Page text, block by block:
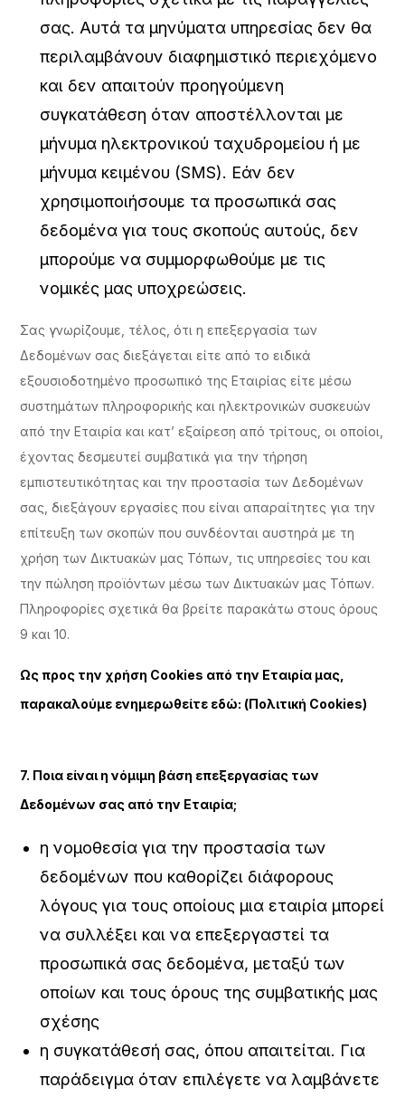
σας. Αυτά τα μηνύματα υπηρεσίας δεν θα
περιλαμβάνουν διαφημιστικό περιεχόμενο
και δεν απαιτούν προηγούμενη
συγκατάθεση όταν αποστέλλονται με
μήνυμα ηλεκτρονικού ταχυδρομείου ή με
μήνυμα κειμένου (SMS). Εάν δεν
χρησιμοποιήσουμε τα προσωπικά σας
δεδομένα για τους σκοπούς αυτούς, δεν
μπορούμε να συμμορφωθούμε με τις
νομικές μας υποχρεώσεις.
Σας γνωρίζουμε, τέλος, ότι η επεξεργασία των
Δεδομένων σας διεξάγεται είτε από το ειδικά
εξουσιοδοτημένο προσωπικό της Εταιρίας είτε μέσω
συστημάτων πληροφορικής και ηλεκτρονικών συσκευών
από την Εταιρία και κατ’ εξαίρεση από τρίτους, οι οποίοι,
έχοντας δεσμευτεί συμβατικά για την τήρηση
εμπιστευτικότητας και την προστασία των Δεδομένων
σας, διεξάγουν εργασίες που είναι απαραίτητες για την
επίτευξη των σκοπών που συνδέονται αυστηρά με τη
χρήση των Δικτυακών μας Τόπων, τις υπηρεσίες του και
την πώληση προϊόντων μέσω των Δικτυακών μας Τόπων.
Πληροφορίες σχετικά θα βρείτε παρακάτω στους όρους
9 και 10.
Ως προς την χρήση Cookies από την Εταιρία μας,
παρακαλούμε ενημερωθείτε εδώ: (Πολιτική Cookies)
7. Ποια είναι η νόμιμη βάση επεξεργασίας των
Δεδομένων σας από την Εταιρία;
η νομοθεσία για την προστασία των
δεδομένων που καθορίζει διάφορους
λόγους για τους οποίους μια εταιρία μπορεί
να συλλέξει και να επεξεργαστεί τα
προσωπικά σας δεδομένα, μεταξύ των
οποίων και τους όρους της συμβατικής μας
σχέσης
η συγκατάθεσή σας, όπου απαιτείται. Για
παράδειγμα όταν επιλέγετε να λαμβάνετε